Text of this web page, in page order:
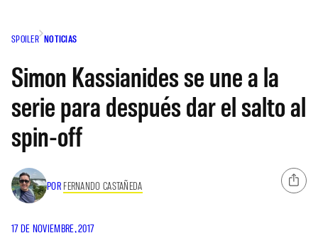
SPOILER NOTICIAS
Simon Kassianides se une a la
serie para después dar el salto al
spin-off
POR FERNANDO CASTAÑEDA
17 DE NOVIEMBRE, 2017